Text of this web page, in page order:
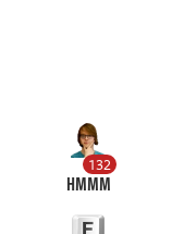
132
HMMM